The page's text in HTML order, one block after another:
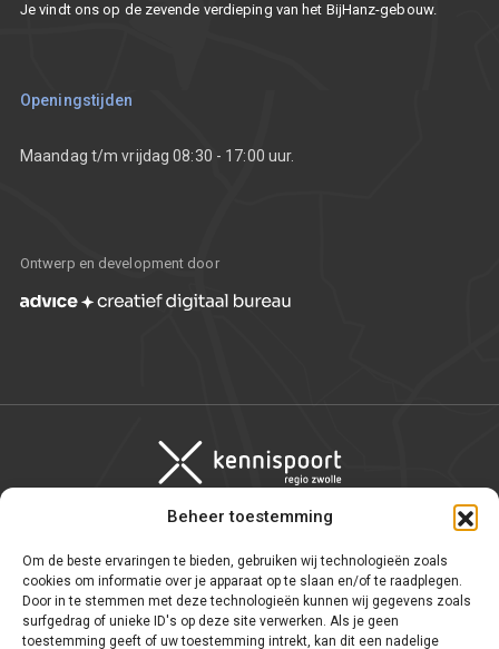
Beheer toestemming
Om de beste ervaringen te bieden, gebruiken wij technologieën zoals
cookies om informatie over je apparaat op te slaan en/of te raadplegen.
Door in te stemmen met deze technologieën kunnen wij gegevens zoals
surfgedrag of unieke ID's op deze site verwerken. Als je geen
toestemming geeft of uw toestemming intrekt, kan dit een nadelige
Je vindt ons op de zevende verdieping van het BijHanz-gebouw.
Openingstijden
Maandag t/m vrijdag 08:30 - 17:00 uur.
Ontwerp en development door
Privacy statement
WNT